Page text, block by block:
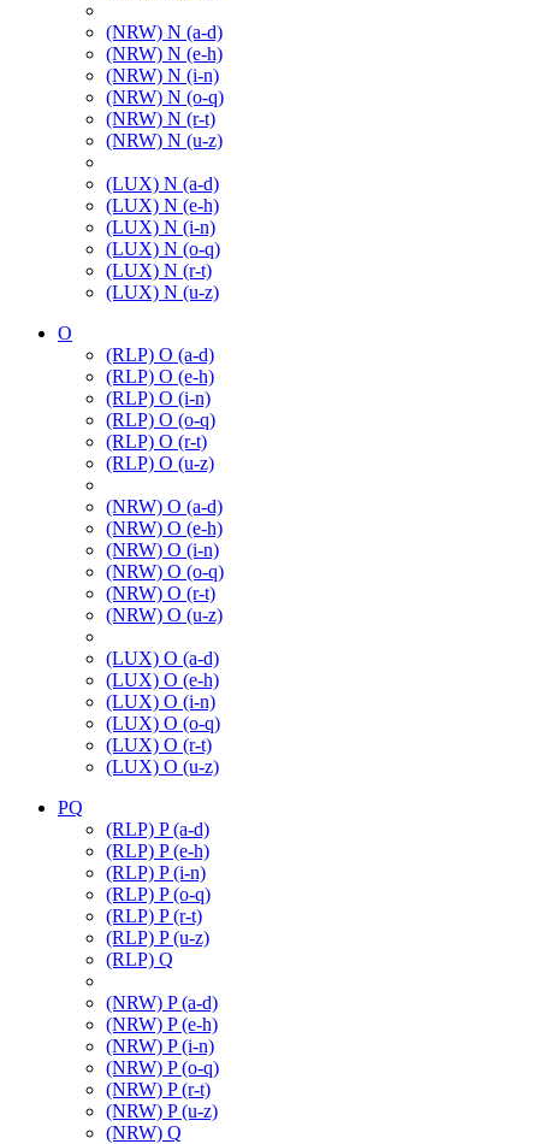
(NRW) N (a-d)
(NRW) N (e-h)
(NRW) N (i-n)
(NRW) N (o-q)
(NRW) N (r-t)
(NRW) N (u-z)
(LUX) N (a-d)
(LUX) N (e-h)
(LUX) N (i-n)
(LUX) N (o-q)
(LUX) N (r-t)
(LUX) N (u-z)
O
(RLP) O (a-d)
(RLP) O (e-h)
(RLP) O (i-n)
(RLP) O (o-q)
(RLP) O (r-t)
(RLP) O (u-z)
(NRW) O (a-d)
(NRW) O (e-h)
(NRW) O (i-n)
(NRW) O (o-q)
(NRW) O (r-t)
(NRW) O (u-z)
(LUX) O (a-d)
(LUX) O (e-h)
(LUX) O (i-n)
(LUX) O (o-q)
(LUX) O (r-t)
(LUX) O (u-z)
PQ
(RLP) P (a-d)
(RLP) P (e-h)
(RLP) P (i-n)
(RLP) P (o-q)
(RLP) P (r-t)
(RLP) P (u-z)
(RLP) Q
(NRW) P (a-d)
(NRW) P (e-h)
(NRW) P (i-n)
(NRW) P (o-q)
(NRW) P (r-t)
(NRW) P (u-z)
(NRW) Q